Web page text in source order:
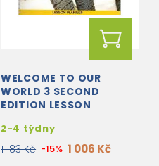
WELCOME TO OUR
WORLD 3 SECOND
EDITION LESSON
2-4 týdny
1 183 Kč -15% 1 006 Kč